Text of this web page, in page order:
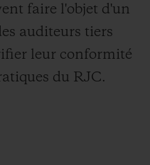
faire l'objet d'un
auditeurs tiers
leur conformité
du RJC.